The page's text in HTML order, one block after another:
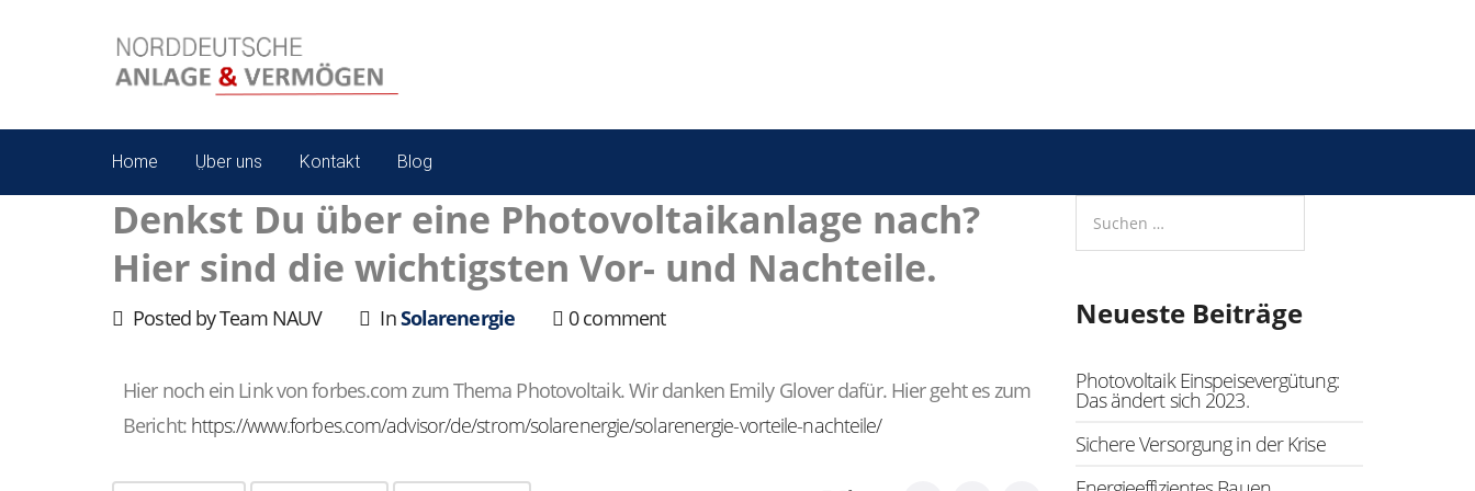
Home Über uns Kontakt Blog
Denkst Du über eine Photovoltaikanlage nach?
Hier sind die wichtigsten Vor- und Nachteile.
Posted by Team NAUV InSolarenergie 0 comment
Hier noch ein Link von forbes.com zum Thema Photovoltaik. Wir danken Emily Glover dafür. Hier geht es zum
Bericht: https://www.forbes.com/advisor/de/strom/solarenergie/solarenergie-vorteile-nachteile/
Neueste Beiträge
Photovoltaik Einspeisevergütung:
Das ändert sich 2023.
Sichere Versorgung in der Krise